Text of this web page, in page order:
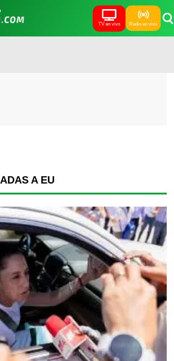
TV en vivo Radio en vivo
A EU